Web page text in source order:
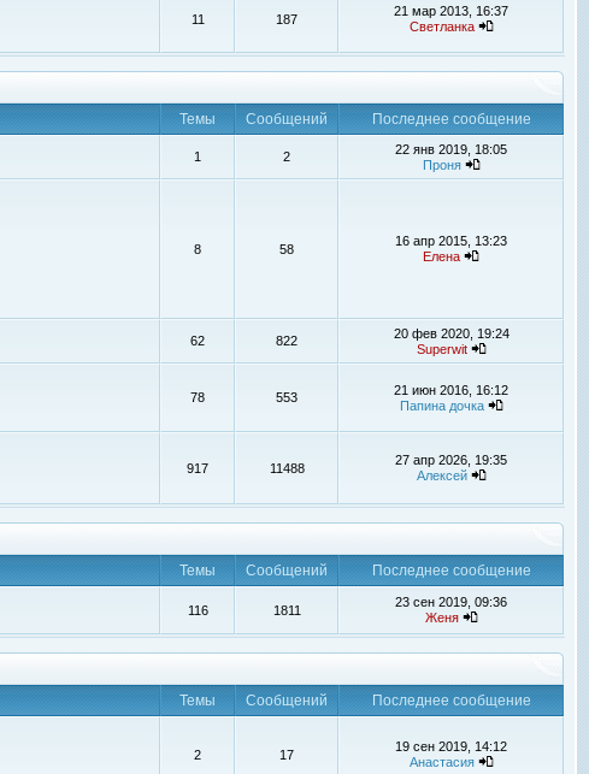
11 187
21 мар 2013, 16:37
Светланка
Темы Сообщений Последнее сообщение
1 2
22 янв 2019, 18:05
Проня
8 58
16 апр 2015, 13:23
Елена
62 822
20 фев 2020, 19:24
Superwit
78 553
21 июн 2016, 16:12
Папина дочка
917 11488
27 апр 2026, 19:35
Алексей
Темы Сообщений
Последнее сообщение
116 1811
23 сен 2019, 09:36
Женя
Темы Сообщений
Последнее сообщение
2 17
19 сен 2019, 14:12
Анастасия